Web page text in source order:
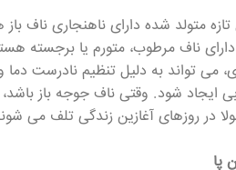
متولد شده دارای ناهنجاری ناف
ناف مرطوب، متورم یا برجسته
می تواند به دلیل تنظیم نادرست
ایجاد شود. وقتی ناف جوجه باز
در روزهای آغازین زندگی تلف
پا